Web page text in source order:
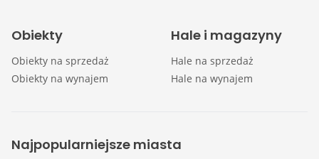
Obiekty
Obiekty na sprzedaż
Obiekty na wynajem
Hale i magazyny
Hale na sprzedaż
Hale na wynajem
Najpopularniejsze miasta